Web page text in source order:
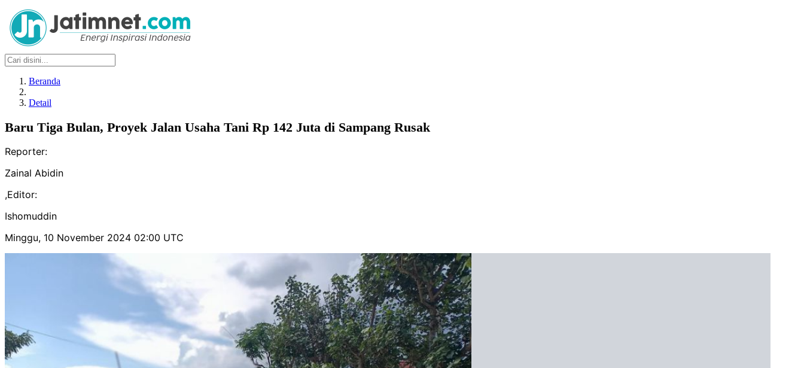
Beranda
Detail
Baru Tiga Bulan, Proyek Jalan Usaha Tani Rp 142 Juta di Sampang Rusak
Reporter:
Zainal Abidin
,Editor:
Ishomuddin
Minggu, 10 November 2024 02:00 UTC